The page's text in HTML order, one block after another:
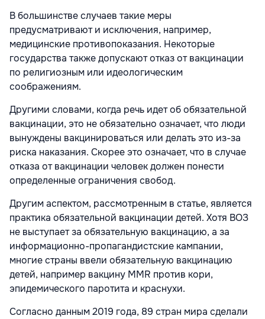
В большинстве случаев такие меры
предусматривают и исключения, например,
медицинские противопоказания. Некоторые
государства также допускают отказ от вакцинации
по религиозным или идеологическим
соображениям.
Другими словами, когда речь идет об обязательной
вакцинации, это не обязательно означает, что люди
вынуждены вакцинироваться или делать это из-за
риска наказания. Скорее это означает, что в случае
отказа от вакцинации человек должен понести
определенные ограничения свобод.
Другим аспектом, рассмотренным в статье, является
практика обязательной вакцинации детей. Хотя ВОЗ
не выступает за обязательную вакцинацию, а за
информационно-пропагандистские кампании,
многие страны ввели обязательную вакцинацию
детей, например вакцину MMR против кори,
эпидемического паротита и краснухи.
Согласно данным 2019 года, 89 стран мира сделали